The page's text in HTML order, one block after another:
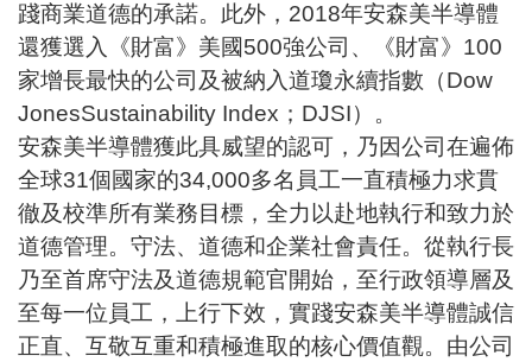
踐商業道德的承諾。此外，2018年安森美半導體
還獲選入《財富》美國500強公司、《財富》100
家增長最快的公司及被納入道瓊永續指數（Dow
JonesSustainability Index；DJSI）。
安森美半導體獲此具威望的認可，乃因公司在遍佈
全球31個國家的34,000多名員工一直積極力求貫
徹及校準所有業務目標，全力以赴地執行和致力於
道德管理。守法、道德和企業社會責任。從執行長
乃至首席守法及道德規範官開始，至行政領導層及
至每一位員工，上行下效，實踐安森美半導體誠信
正直、互敬互重和積極進取的核心價值觀。由公司